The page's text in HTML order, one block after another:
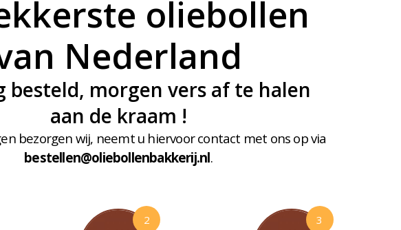
oliebollen
Nederland
besteld, morgen vers af te halen
aan de kraam !
bezorgen wij, neemt u hiervoor contact met ons op via
bestellen@oliebollenbakkerij.nl.
2 3